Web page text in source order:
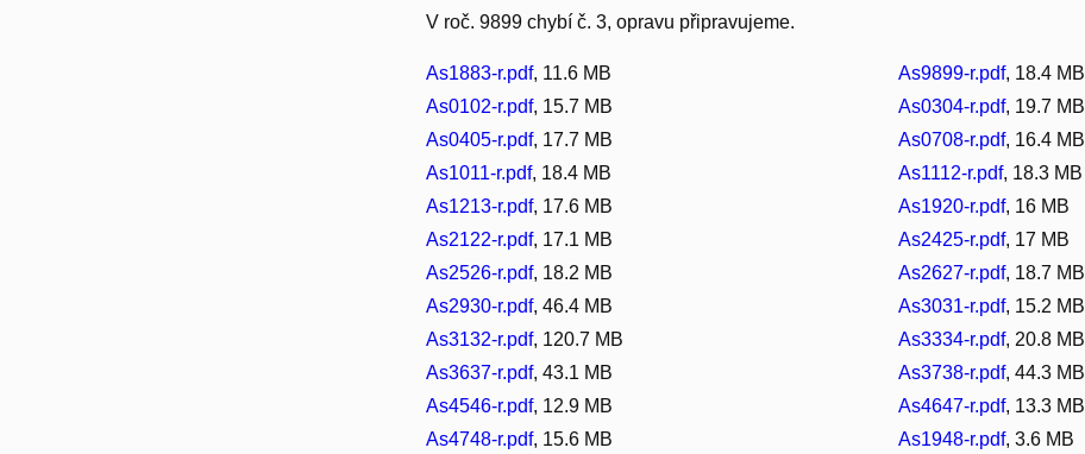
V roč. 9899 chybí č. 3, opravu připravujeme.
As1883-r.pdf, 11.6 MB As9899-r.pdf, 18.4 MB
As0102-r.pdf, 15.7 MB As0304-r.pdf, 19.7 MB
As0405-r.pdf, 17.7 MB As0708-r.pdf, 16.4 MB
As1011-r.pdf, 18.4 MB As1112-r.pdf, 18.3 MB
As1213-r.pdf, 17.6 MB As1920-r.pdf, 16 MB
As2122-r.pdf, 17.1 MB As2425-r.pdf, 17 MB
As2526-r.pdf, 18.2 MB As2627-r.pdf, 18.7 MB
As2930-r.pdf, 46.4 MB As3031-r.pdf, 15.2 MB
As3132-r.pdf, 120.7 MB As3334-r.pdf, 20.8 MB
As3637-r.pdf, 43.1 MB As3738-r.pdf, 44.3 MB
As4546-r.pdf, 12.9 MB As4647-r.pdf, 13.3 MB
As4748-r.pdf, 15.6 MB As1948-r.pdf, 3.6 MB